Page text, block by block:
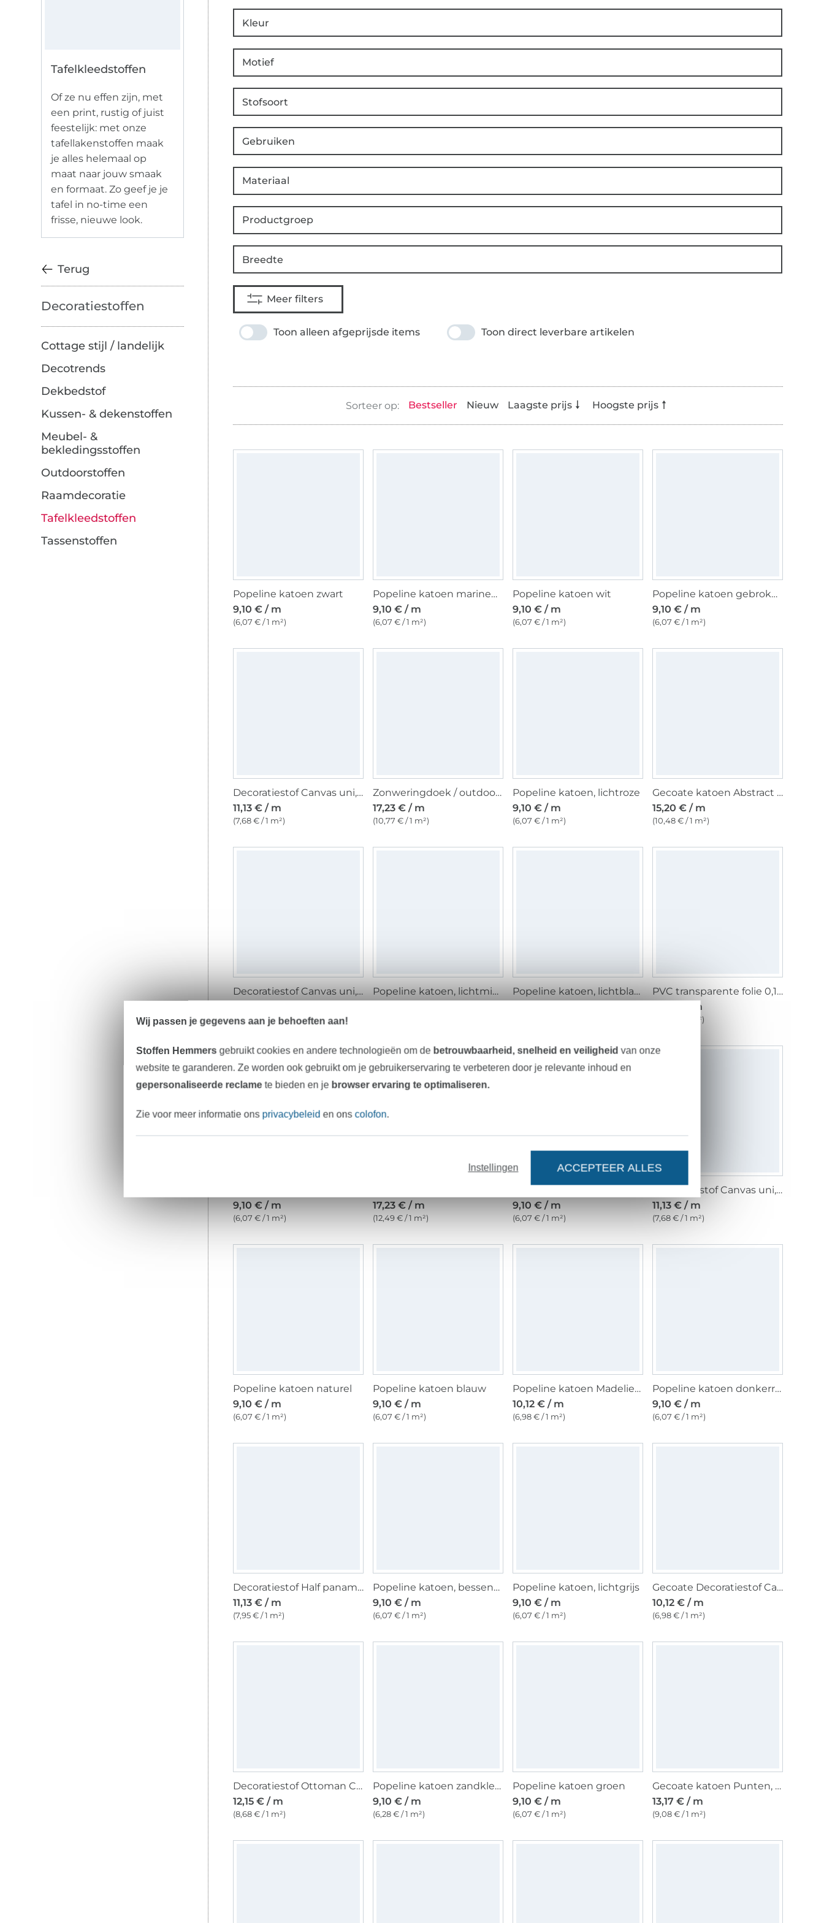
Tafelkleedstoffen
Of ze nu effen zijn, met
een print, rustig of juist
feestelijk: met onze
tafellakenstoffen maak
je alles helemaal op
maat naar jouw smaak
en formaat. Zo geef je je
tafel in no-time een
frisse, nieuwe look.
Terug
Decoratiestoffen
Cottage stijl / landelijk
Decotrends
Dekbedstof
Kussen- & dekenstoffen
Meubel- &
bekledingsstoffen
Outdoorstoffen
Raamdecoratie
Tafelkleedstoffen
Tassenstoffen
Kleur
Motief
Stofsoort
Gebruiken
Materiaal
Productgroep
Breedte
Meer filters
Toon alleen afgeprijsde items Toon direct leverbare artikelen
Bestseller Nieuw Laagste prijs Hoogste prijs
Popeline katoen zwart
9,10 € / m
(6,07 € / 1 m²)
Popeline katoen marineblauw
9,10 € / m
(6,07 € / 1 m²)
Popeline katoen wit
9,10 € / m
(6,07 € / 1 m²)
Popeline katoen gebroken wit
9,10 € / m
(6,07 € / 1 m²)
Decoratiestof Canvas uni, zwart
11,13 € / m
(7,68 € / 1 m²)
Zonweringdoek / outdoorstof, 160 cm, geel / wit
17,23 € / m
(10,77 € / 1 m²)
Popeline katoen, lichtroze
9,10 € / m
(6,07 € / 1 m²)
Gecoate katoen Abstract Shapes, rood
15,20 € / m
(10,48 € / 1 m²)
Decoratiestof Canvas uni, beige
(7,68 € / 1 m²)
Popeline katoen, lichtmintgroen
Popeline katoen, lichtblauw
PVC transparente folie 0,15 mm, transparant
6,05 € / m
(4,32 € / 1 m²)
9,10 € / m
(6,07 € / 1 m²)
17,23 € / m
(12,49 € / 1 m²)
9,10 € / m
(6,07 € / 1 m²)
Decoratiestof Canvas uni, donkerblauw
11,13 € / m
(7,68 € / 1 m²)
Popeline katoen naturel
9,10 € / m
(6,07 € / 1 m²)
Popeline katoen blauw
9,10 € / m
(6,07 € / 1 m²)
Popeline katoen Madeliefjes, mintgroen
10,12 € / m
(6,98 € / 1 m²)
Popeline katoen donkerrood
9,10 € / m
(6,07 € / 1 m²)
Decoratiestof Half panama Combi stof naturel
11,13 € / m
(7,95 € / 1 m²)
Popeline katoen, bessenkleurig
9,10 € / m
(6,07 € / 1 m²)
Popeline katoen, lichtgrijs
9,10 € / m
(6,07 € / 1 m²)
Gecoate Decoratiestof Canvas, naturel
10,12 € / m
(6,98 € / 1 m²)
Decoratiestof Ottoman Circle Style, blauw
12,15 € / m
(8,68 € / 1 m²)
Popeline katoen zandkleurig
9,10 € / m
(6,28 € / 1 m²)
Popeline katoen groen
9,10 € / m
(6,07 € / 1 m²)
Gecoate katoen Punten, jeansblauw
13,17 € / m
(9,08 € / 1 m²)
Wij passen je gegevens aan je behoeften aan!
Stoffen Hemmers gebruikt cookies en andere technologieën om de betrouwbaarheid, snelheid en veiligheid van onze
website te garanderen. Ze worden ook gebruikt om je gebruikerservaring te verbeteren door je relevante inhoud en
gepersonaliseerde reclamete bieden en je browser ervaring te optimaliseren.
Zie voor meer informatie ons privacybeleid en onscolofon.
Instellingen ACCEPTEER ALLES